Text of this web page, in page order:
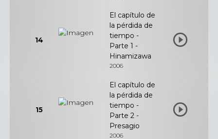
14
El capítulo de
la pérdida de
tiempo -
Parte 1 -
Hinamizawa
2006
15
El capítulo de
la pérdida de
tiempo -
Parte 2 -
Presagio
2006